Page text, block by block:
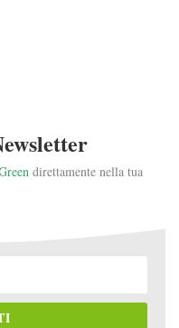
direttamente nella tua